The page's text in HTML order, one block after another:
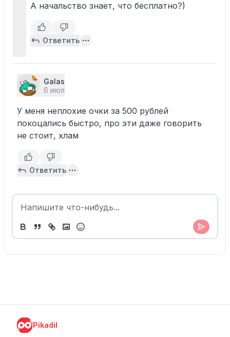
А начальство знает, что бесплатно?)
Ответить
Galas
6 июл
У меня неплохие очки за 500 рублей
покоцались быстро, про эти даже говорить
не стоит, хлам
Ответить
Pikadil